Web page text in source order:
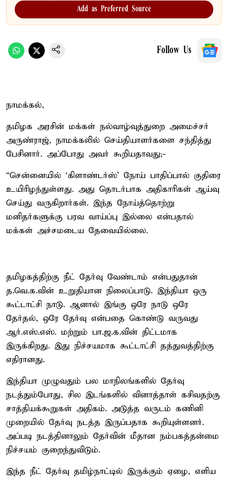
Add as Preferred Source
Follow Us
நாமக்கல்,
தமிழக அரசின் மக்கள் நல்வாழ்வுத்துறை அமைச்சர்
அருண்ராஜ், நாமக்கலில் செய்தியாளர்களை சந்தித்து
பேசினார். அப்போது அவர் கூறியதாவது;-
“சென்னையில் ‘கிளாண்டர்ஸ்’ நோய் பாதிப்பால் குதிரை
உயிரிழந்துள்ளது. அது தொடர்பாக அதிகாரிகள் ஆய்வு
செய்து வருகிறார்கள். இந்த நோய்த்தொற்று
மனிதர்களுக்கு பரவ வாய்ப்பு இல்லை என்பதால்
மக்கள் அச்சமடைய தேவையில்லை.
தமிழகத்திற்கு நீட் தேர்வு வேண்டாம் என்பதுதான்
த.வெ.க.வின் உறுதியான நிலைப்பாடு. இந்தியா ஒரு
கூட்டாட்சி நாடு. ஆனால் இங்கு ஒரே நாடு ஒரே
தேர்தல், ஒரே தேர்வு என்பதை கொண்டு வருவது
ஆர்.எஸ்.எஸ். மற்றும் பா.ஜ.க.வின் திட்டமாக
இருக்கிறது. இது நிச்சயமாக கூட்டாட்சி தத்துவத்திற்கு
எதிரானது.
இந்தியா முழுவதும் பல மாநிலங்களில் தேர்வு
நடத்தும்போது, சில இடங்களில் வினாத்தாள் கசிவதற்கு
சாத்தியக்கூறுகள் அதிகம். அடுத்த வருடம் கணினி
முறையில் தேர்வு நடத்த இருப்பதாக கூறியுள்ளனர்.
அப்படி நடத்தினாலும் தேர்வின் மீதான நம்பகத்தன்மை
நிச்சயம் குறைந்துவிடும்.
இந்த நீட் தேர்வு தமிழ்நாட்டில் இருக்கும் ஏழை, எளிய